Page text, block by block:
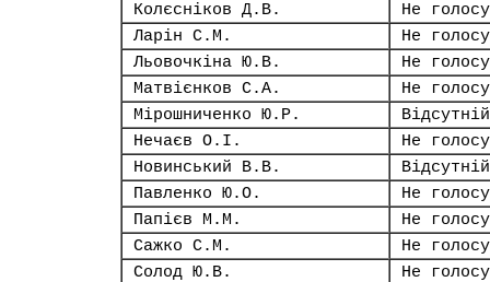
Колєсніков Д.В.
Не
Ларін С.М.
Не
Льовочкіна Ю.В.
Не
Матвієнков С.А.
Не
Мірошниченко Ю.Р.
Відсутній
Нечаєв О.І.
Не
Новинський В.В.
Відсутній
Павленко Ю.О.
Не
Папієв М.М.
Не
Сажко С.М.
Не
Солод Ю.В.
Не